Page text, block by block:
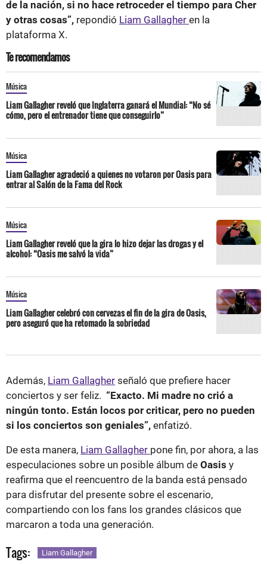
de la nación, si no hace retroceder el tiempo para Cher
y otras cosas”, repondió Liam Gallagher en la
plataforma X.
Te recomendamos
Música
Liam Gallagher reveló que Inglaterra ganará el Mundial: “No sé
cómo, pero el entrenador tiene que conseguirlo”
Música
Liam Gallagher agradeció a quienes no votaron por Oasis para
entrar al Salón de la Fama del Rock
Música
Liam Gallagher reveló que la gira lo hizo dejar las drogas y el
alcohol: “Oasis me salvó la vida”
Música
Liam Gallagher celebró con cervezas el fin de la gira de Oasis,
pero aseguró que ha retomado la sobriedad
Además, Liam Gallagher señaló que prefiere hacer
conciertos y ser feliz. “Exacto. Mi madre no crió a
ningún tonto. Están locos por criticar, pero no pueden
si los conciertos son geniales”, enfatizó.
De esta manera, Liam Gallagher pone fin, por ahora, a las
especulaciones sobre un posible álbum de Oasis y
reafirma que el reencuentro de la banda está pensado
para disfrutar del presente sobre el escenario,
compartiendo con los fans los grandes clásicos que
marcaron a toda una generación.
Tags: Liam Gallagher